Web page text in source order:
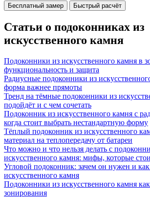
Бесплатный замер Быстрый расчёт
Статьи о подоконниках из
искусственного камня
Подоконники из искусственного камня в
функциональность и защита
Радиусные подоконники из
форма важнее прямоты
Тренд на тёмные подоконники из
подойдёт и с чем сочетать
Подоконник из искусственного камня с
когда стоит выбрать нестандартную форму
Тёплый подоконник из искусственного
материал на теплопередачу от батареи
Что можно и что нельзя делать с
искусственного камня: мифы, которые
Угловой подоконник: зачем он нужен и как
искусственного камня
Подоконники из искусственного камня
зонирования